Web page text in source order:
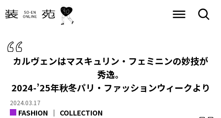
カルヴェンはマスキュリン・フェミニンの妙技が
秀逸。
2024-’25年秋冬パリ・ファッションウィークより
2024.03.17
FASHION COLLECTION